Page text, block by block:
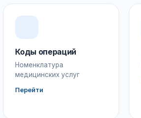
Коды операций
Номенклатура
медицинских услуг
Перейти